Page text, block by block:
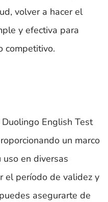
volver a hacer el
y efectiva para
competitivo.
English Test
un marco
en diversas
el período de validez y
asegurarte de